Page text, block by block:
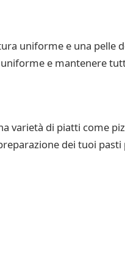
uniforme e una pelle
e mantenere
varietà di piatti come
dei tuoi